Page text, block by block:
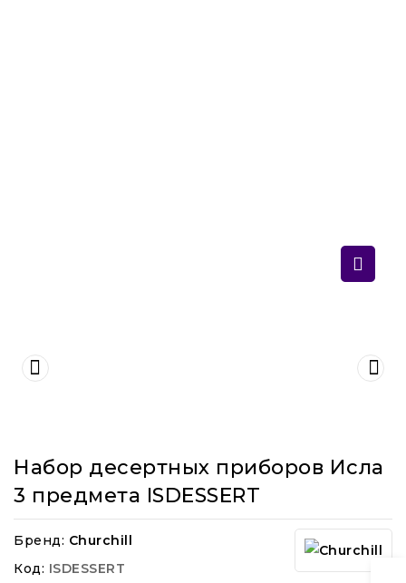
Набор десертных приборов Исла
3 предмета ISDESSERT
Бренд: Churchill
Код: ISDESSERT